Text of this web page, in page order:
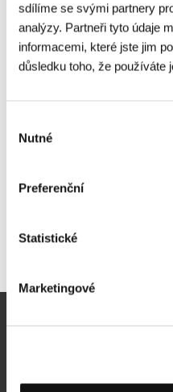
sdílíme se svými partnery
analýzy. Partneři tyto údaje
informacemi, které jste jim
důsledku toho, že používáte
souhlasu
Nutné
Preferenční
Statistické
Marketingové